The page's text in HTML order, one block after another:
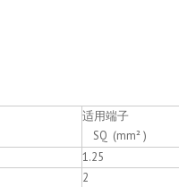
适用端子
SQ (mm² )
1.25
2